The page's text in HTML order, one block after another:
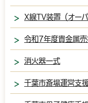
X線TV装置（オー
令和7年度貴金属売
消火器一式
千葉市斎場運営支